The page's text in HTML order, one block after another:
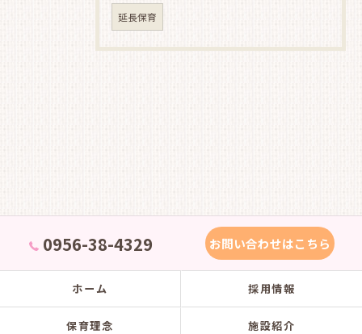
延長保育
0956-38-4329 お問い合わせはこちら
ホーム 採用情報
保育理念 施設紹介